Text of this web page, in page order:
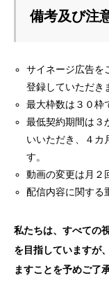
備考及び注
サイネージ広告を
登録していただき
最大枠数は３０枠
最低契約期間は３
いいただき、４カ
す。
動画の変更は月２
配信内容に関する
私たちは、すべての
を目指していますが
ますことを予めご了